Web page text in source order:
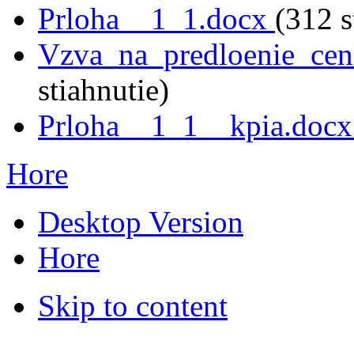
Prloha__1_1.docx (312
stiahnutie)
Hore
Desktop Version
Hore
Skip to content